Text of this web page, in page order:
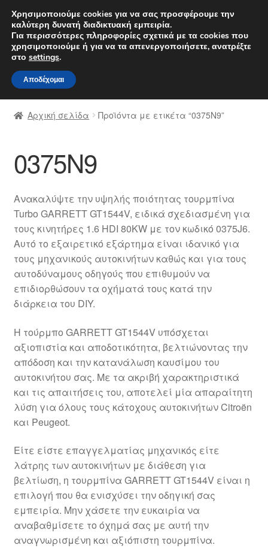
ΑΠΟΣΤΟΛΗ από 7 EUR
Δευτέρα-Παρ. 9 π.μ. - 4 μ.μ.
Απευθείας
μετάβαση
στην
πλοήγηση
Μετάβαση
σε
περιεχόμενο
Αρχική
Διαδικασία Παραπόνων
Επικοινωνία
Μεταφορά
Ο λογαριασμός μου
Ολοκλήρωση αγοράς
Παγκόσμια αποστολή
Παράπονα
πληρωμές
Σχετικά με εμάς
Αρχική σελίδα Προϊόντα με ετικέτα “0375N9”
0375N9
Ανακαλύψτε την υψηλής ποιότητας τουρμπίνα
Turbo GARRETT GT1544V, ειδικά σχεδιασμένη για
τους κινητήρες 1.6 HDI 80KW με τον κωδικό 0375J6.
Αυτό το εξαιρετικό εξάρτημα είναι ιδανικό για
τους μηχανικούς αυτοκινήτων καθώς και για τους
αυτοδύναμους οδηγούς που επιθυμούν να
επιδιορθώσουν τα οχήματά τους κατά την
διάρκεια του DIY.
Η τούρμπο GARRETT GT1544V υπόσχεται
αξιοπιστία και αποδοτικότητα, βελτιώνοντας την
απόδοση και την κατανάλωση καυσίμου του
αυτοκινήτου σας. Με τα ακριβή χαρακτηριστικά
και τις απαιτήσεις του, αποτελεί μία απαραίτητη
λύση για όλους τους κάτοχους αυτοκινήτων Citroën
και Peugeot.
Είτε είστε επαγγελματίας μηχανικός είτε
λάτρης των αυτοκινήτων με διάθεση για
βελτίωση, η τουρμπίνα GARRETT GT1544V είναι η
επιλογή που θα ενισχύσει την οδηγική σας
εμπειρία. Μην χάσετε την ευκαιρία να
αναβαθμίσετε το όχημά σας με αυτή την
αναγνωρισμένη και αξιόπιστη τουρμπίνα.
Χρησιμοποιούμε cookies για να σας προσφέρουμε την
καλύτερη δυνατή διαδικτυακή εμπειρία.
Για περισσότερες πληροφορίες σχετικά με τα cookies που
χρησιμοποιούμε ή για να τα απενεργοποιήσετε, ανατρέξτε
στο settings.
Αποδέχομαι